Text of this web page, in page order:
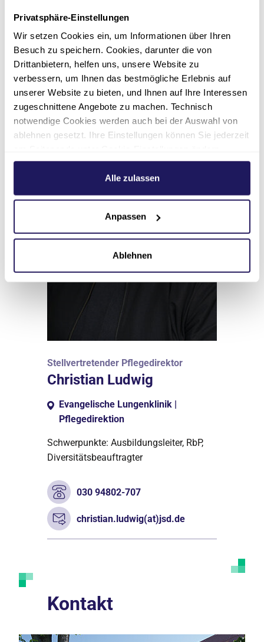
Privatsphäre-Einstellungen
Wir setzen Cookies ein, um Informationen über Ihren
Besuch zu speichern. Cookies, darunter die von
Drittanbietern, helfen uns, unsere Website zu
verbessern, um Ihnen das bestmögliche Erlebnis auf
unserer Website zu bieten, und Ihnen auf Ihre Interessen
zugeschnittene Angebote zu machen. Technisch
notwendige Cookies werden auch bei der Auswahl von
ablehnen gesetzt. Ihre Einstellungen können Sie jederzeit
Weitere Informationen hierzu finden Sie in unserer
.Alle zulassen
Anpassen
Ablehnen
Ansprechpartner
Stellvertretender Pflegedirektor
Christian Ludwig
Evangelische Lungenklinik |
Pflegedirektion
Schwerpunkte: Ausbildungsleiter, RbP,
Diversitätsbeauftragter
030 94802-707
christian.ludwig(at)jsd.de
Kontakt